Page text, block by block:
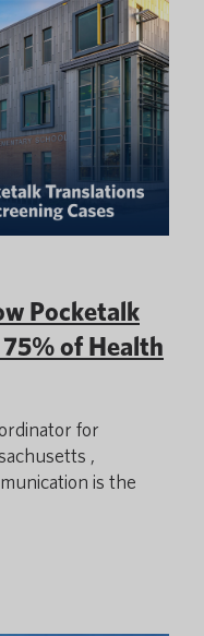
Pocketalk
of Health
for
,
is the